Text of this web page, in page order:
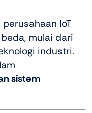
IoT
mulai dari
industri.
sistem